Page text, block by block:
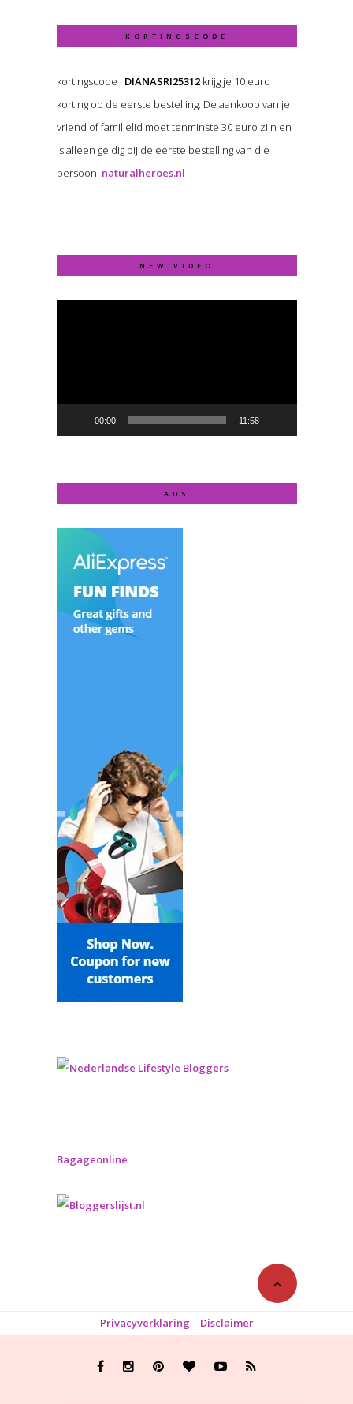
KORTINGSCODE
kortingscode : DIANASRI25312krijg je 10 euro
korting op de eerste bestelling. De aankoop van je
vriend of familielid moet tenminste 30 euro zijn en
is alleen geldig bij de eerste bestelling van die
persoon. naturalheroes.nl
NEW VIDEO
Video
00:00 11:58
ADS
Bagageonline
Privacyverklaring | Disclaimer